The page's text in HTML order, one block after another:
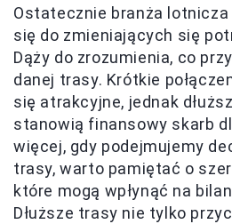
Ostatecznie branża
się do zmieniających się
Dąży do zrozumienia, co
danej trasy. Krótkie
się atrakcyjne, jednak
stanowią finansowy skarb
więcej, gdy podejmujemy
trasy, warto pamiętać o
które mogą wpłynąć na
Dłuższe trasy nie tylko